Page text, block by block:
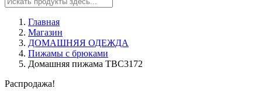
Главная
Магазин
ДОМАШНЯЯ ОДЕЖДА
Пижамы с брюками
Домашняя пижама TBC3172
Распродажа!